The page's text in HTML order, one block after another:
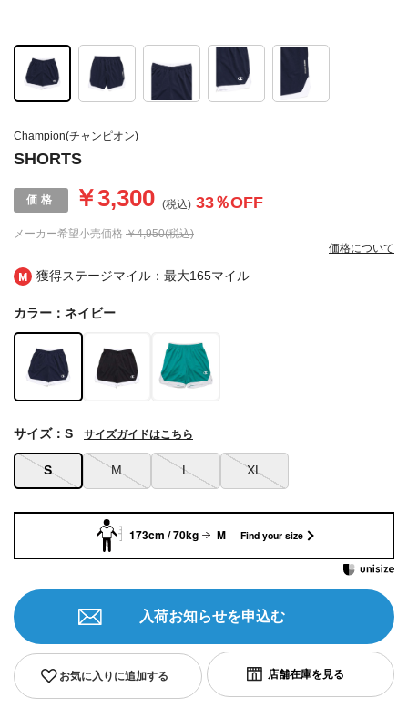
獲得ステージマイル：最大165マイル
Champion(チャンピオン)
SHORTS
メーカー希望小売価格 ￥4,950(税込)
￥3,300 (税込) 33％OFF
価格について
カラー：ネイビー
S M L XL
サイズ：S サイズガイドはこちら
お気に入りに追加する
入荷お知らせを申込む
173cm / 70kg M Find your size